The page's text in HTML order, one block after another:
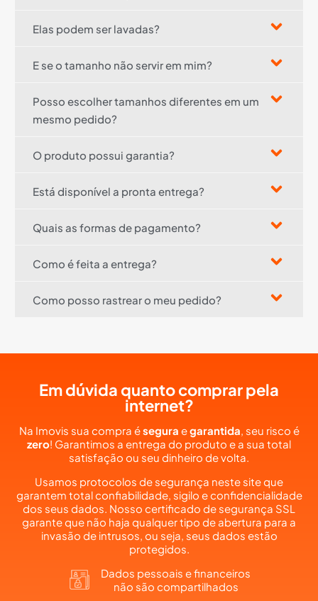
Elas podem ser lavadas?
E se o tamanho não servir em mim?
Posso escolher tamanhos diferentes em um
mesmo pedido?
O produto possui garantia?
Está disponível a pronta entrega?
Quais as formas de pagamento?
Como é feita a entrega?
Como posso rastrear o meu pedido?
Em dúvida quanto comprar pela
internet?
Na Imovis sua compra ésegura egarantida , seu risco é
zero! Garantimos a entrega do produto e a sua total
satisfação ou seu dinheiro de volta.
Usamos protocolos de segurança neste site que
garantem total confiabilidade, sigilo e confidencialidade
dos seus dados. Nosso certificado de segurança SSL
garante que não haja qualquer tipo de abertura para a
invasão de intrusos, ou seja, seus dados estão
protegidos.
Dados pessoais e financeiros
não são compartilhados